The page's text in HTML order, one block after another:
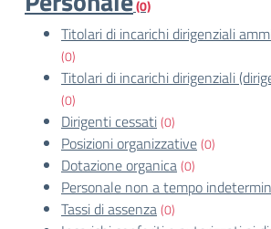
(0)
Titolari di incarichi dirigenziali
(0)
Titolari di incarichi dirigenziali
(0)
Dirigenti cessati(0)
Posizioni organizzative(0)
Dotazione organica(0)
Personale non a tempo
Tassi di assenza(0)